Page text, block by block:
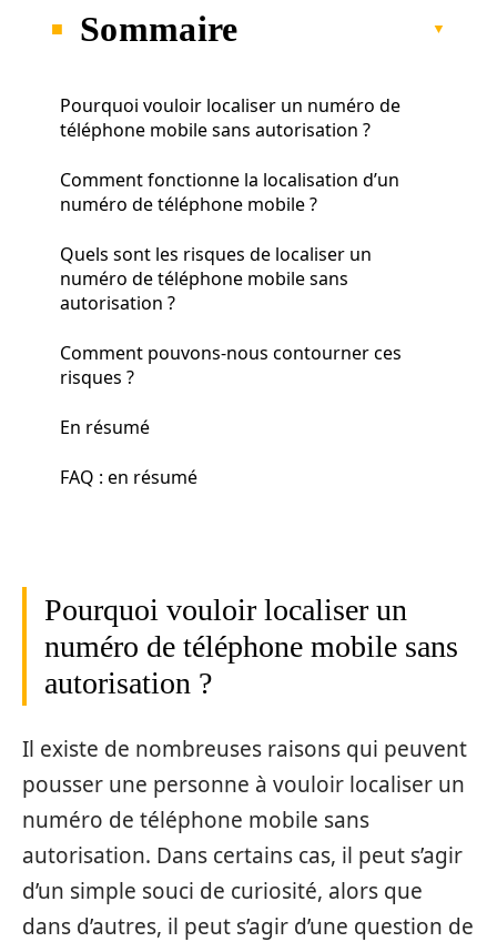
Sommaire
Pourquoi vouloir localiser un numéro de
téléphone mobile sans autorisation ?
Comment fonctionne la localisation d’un
numéro de téléphone mobile ?
Quels sont les risques de localiser un
numéro de téléphone mobile sans
autorisation ?
Comment pouvons-nous contourner ces
risques ?
En résumé
FAQ : en résumé
Pourquoi vouloir localiser un
numéro de téléphone mobile sans
autorisation ?
Il existe de nombreuses raisons qui peuvent
pousser une personne à vouloir localiser un
numéro de téléphone mobile sans
autorisation. Dans certains cas, il peut s’agir
d’un simple souci de curiosité, alors que
dans d’autres, il peut s’agir d’une question de